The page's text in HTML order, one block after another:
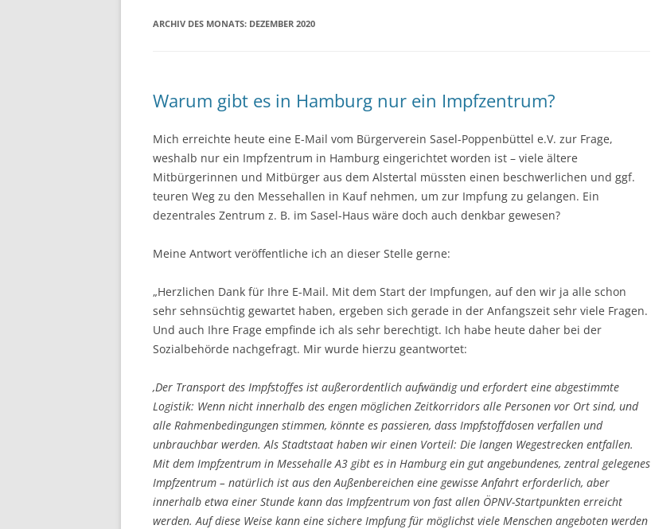
ARCHIV DES MONATS: DEZEMBER 2020
Warum gibt es in Hamburg nur ein Impfzentrum?
Mich erreichte heute eine E-Mail vom Bürgerverein Sasel-Poppenbüttel e.V. zur Frage,
weshalb nur ein Impfzentrum in Hamburg eingerichtet worden ist – viele ältere
Mitbürgerinnen und Mitbürger aus dem Alstertal müssten einen beschwerlichen und ggf.
teuren Weg zu den Messehallen in Kauf nehmen, um zur Impfung zu gelangen. Ein
dezentrales Zentrum z. B. im Sasel-Haus wäre doch auch denkbar gewesen?
Meine Antwort veröffentliche ich an dieser Stelle gerne:
„Herzlichen Dank für Ihre E-Mail. Mit dem Start der Impfungen, auf den wir ja alle schon
sehr sehnsüchtig gewartet haben, ergeben sich gerade in der Anfangszeit sehr viele Fragen.
Und auch Ihre Frage empfinde ich als sehr berechtigt. Ich habe heute daher bei der
Sozialbehörde nachgefragt. Mir wurde hierzu geantwortet:
‚Der Transport des Impfstoffes ist außerordentlich aufwändig und erfordert eine abgestimmte
Logistik: Wenn nicht innerhalb des engen möglichen Zeitkorridors alle Personen vor Ort sind, und
alle Rahmenbedingungen stimmen, könnte es passieren, dass Impfstoffdosen verfallen und
unbrauchbar werden. Als Stadtstaat haben wir einen Vorteil: Die langen Wegestrecken entfallen.
Mit dem Impfzentrum in Messehalle A3 gibt es in Hamburg ein gut angebundenes, zentral gelegenes
Impfzentrum – natürlich ist aus den Außenbereichen eine gewisse Anfahrt erforderlich, aber
innerhalb etwa einer Stunde kann das Impfzentrum von fast allen ÖPNV-Startpunkten erreicht
werden. Auf diese Weise kann eine sichere Impfung für möglichst viele Menschen angeboten werden